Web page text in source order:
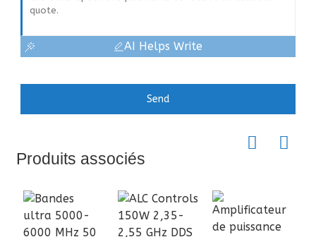
AI Helps Write
Send
Produits associés